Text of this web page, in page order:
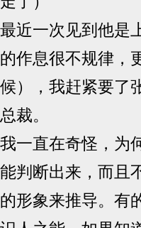
最近一次见到他是
的作息很不规律，
候），我赶紧要了
总裁。
我一直在奇怪，为
能判断出来，而且
的形象来推导。有